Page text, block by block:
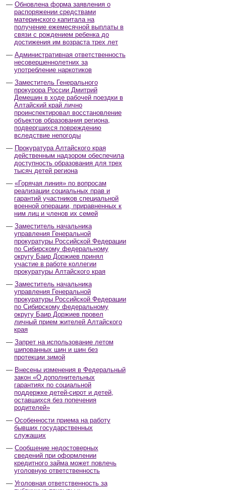
Обновлена форма заявления о
распоряжении средствами
материнского капитала на
получение ежемесячной выплаты в
связи с рождением ребенка до
достижения им возраста трех лет
Административная ответственность
несовершеннолетних за
употребление наркотиков
Заместитель Генерального
прокурора России Дмитрий
Демешин в ходе рабочей поездки в
Алтайский край лично
проинспектировал восстановление
объектов образования региона,
подвергшихся повреждению
вследствие непогоды
Прокуратура Алтайского края
действенным надзором обеспечила
доступность образования для трех
тысяч детей региона
«Горячая линия» по вопросам
реализации социальных прав и
гарантий участников специальной
военной операции, приравненных к
ним лиц и членов их семей
Заместитель начальника
управления Генеральной
прокуратуры Российской Федерации
по Сибирскому федеральному
округу Баир Доржиев принял
участие в работе коллегии
прокуратуры Алтайского края
Заместитель начальника
управления Генеральной
прокуратуры Российской Федерации
по Сибирскому федеральному
округу Баир Доржиев провел
личный прием жителей Алтайского
края
Запрет на использование летом
шипованных шин и шин без
протекции зимой
Внесены изменения в Федеральный
закон «О дополнительных
гарантиях по социальной
поддержке детей-сирот и детей,
оставшихся без попечения
родителей»
Особенности приема на работу
бывших государственных
служащих
Сообщение недостоверных
сведений при оформлении
кредитного займа может повлечь
уголовную ответственность
Уголовная ответственность за